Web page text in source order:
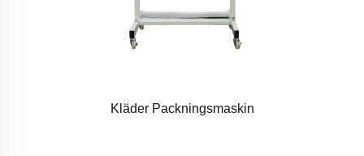
Kläder Packningsmaskin